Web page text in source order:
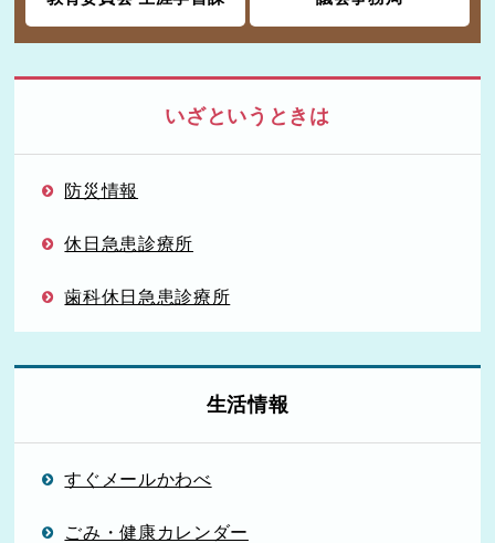
いざというときは
防災情報
休日急患診療所
歯科休日急患診療所
生活情報
すぐメールかわべ
ごみ・健康カレンダー